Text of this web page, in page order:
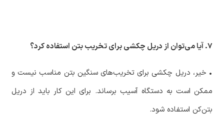
7. آیا می‌توان از دریل چکشی برای تخریب بتن استفاده کرد؟
‏• خیر، دریل چکشی برای تخریب‌های سنگین بتن مناسب نیست و
ممکن است به دستگاه آسیب برساند. برای این کار باید از دریل
بتن‌کن استفاده شود.